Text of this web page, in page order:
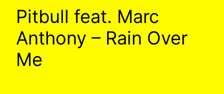
Pitbull feat. Marc
Anthony – Rain Over
Me